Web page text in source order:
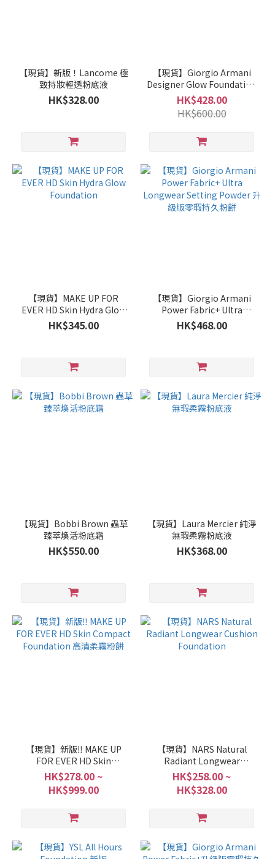
【現貨】新版！Lancome 極
致持妝輕透粉底液
HK$328.00
【現貨】Giorgio Armani
Designer Glow Foundation
設計師光感修護粉底液
HK$428.00
HK$600.00
【現貨】MAKE UP FOR
EVER HD Skin Hydra Glow
Foundation
HK$345.00
【現貨】Giorgio Armani
Power Fabric+ Ultra
Longwear Setting Powder
升級版零瑕持久粉餅
HK$468.00
【現貨】Bobbi Brown 蟲草
臻萃煥活粉底霜
HK$550.00
【現貨】Laura Mercier 純淨
無瑕柔霧粉底液
HK$368.00
【現貨】新版‼️ MAKE UP
FOR EVER HD Skin
Compact Foundation 高清
柔霧粉餅
HK$278.00 ~
HK$999.00
【現貨】NARS Natural
Radiant Longwear
Cushion Foundation
HK$258.00 ~
HK$328.00